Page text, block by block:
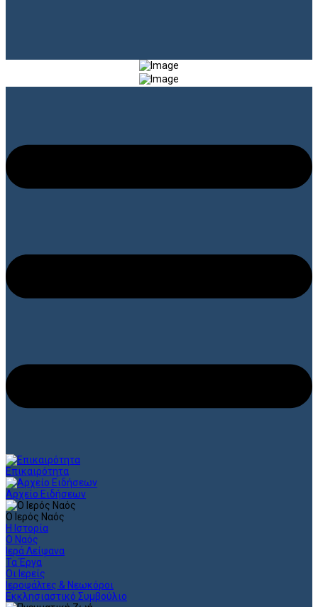
Επικαιρότητα
Αρχείο Ειδήσεων
Ο Ιερός Ναός
Η Ιστορία
Ο Ναός
Ιερά Λείψανα
Τα Έργα
Οι Ιερείς
Ιεροψάλτες & Νεωκόροι
Εκκλησιαστικό Συμβούλιο